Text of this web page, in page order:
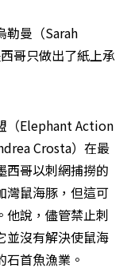
勒曼（Sarah
哥只做出了紙上承
（Elephant Action
Crosta）在最
西哥以刺網捕撈的
灣鼠海豚，但這可
他說，儘管禁止刺
並沒有解決使鼠海
首魚漁業。